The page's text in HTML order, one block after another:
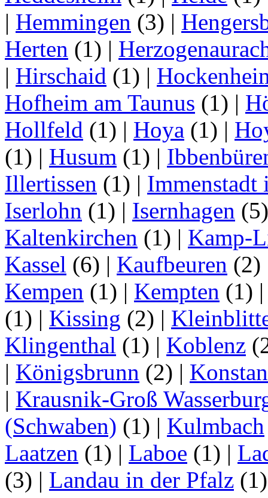
| Hemmingen (3) |
Herten (1) |
| Hirschaid (1) |
Hofheim am Taunus (1) |
Hollfeld (1) | Hoya (1) |
(1) | Husum (1) |
Illertissen (1) | Immenstadt
Iserlohn (1) | Isernhagen
Kaltenkirchen (1) | Kamp-
Kassel (6) | Kaufbeuren (2)
Kempen (1) | Kempten (1)
(1) | Kissing (2) |
Klingenthal (1) | Koblenz
| Königsbrunn (2) |
| Krausnik-Groß
(Schwaben) (1) | Kulmbach
Laatzen (1) | Laboe (1) |
(3) | Landau in der Pfalz